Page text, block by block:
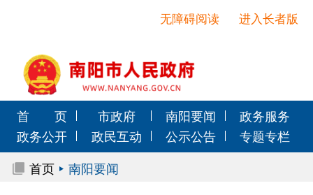
进入长者版
无障碍阅读
首 页 市政府 南阳要闻
政务服务
政务公开
政民互动 公示公告
专题专栏
首页
南阳要闻